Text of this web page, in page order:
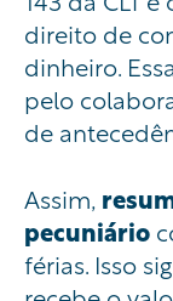
direito de
dinheiro.
pelo
de
Assim,
pecuniário
férias. Isso